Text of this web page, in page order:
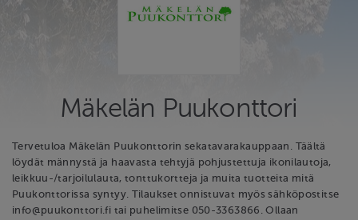
Mäkelän Puukonttori
Tervetuloa Mäkelän Puukonttorin sekatavarakauppaan. Täältä
löydät männystä ja haavasta tehtyjä pohjustettuja ikonilautoja,
leikkuu-/tarjoilulauta, tonttukortteja ja muita tuotteita mitä
Puukonttorissa syntyy. Tilaukset onnistuvat myös sähköpostitse
info@puukonttori.fi tai puhelimitse 050-3363866. Ollaan